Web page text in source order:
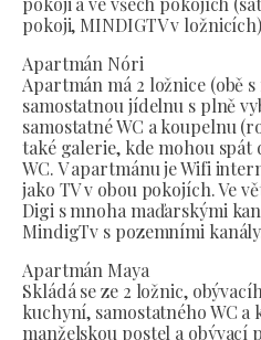
pokoji, MINDIGTV v
Apartmán Nóri
Apartmán má 2 ložnice (obě
samostatnou jídelnu s plně
samostatné WC a koupelnu
také galerie, kde mohou spát
WC. V apartmánu je Wifi
jako TV v obou pokojích. Ve
Digi s mnoha maďarskými
MindigTv s pozemními
Apartmán Maya
Skládá se ze 2 ložnic,
kuchyní, samostatného WC
manželskou postel a obývací